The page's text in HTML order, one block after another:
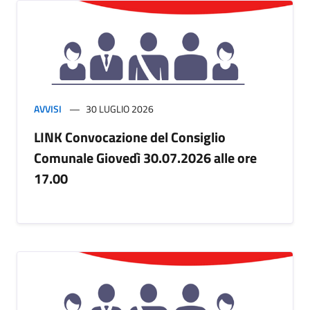
AVVISI 30 LUGLIO 2026
LINK Convocazione del Consiglio
Comunale Giovedì 30.07.2026 alle ore
17.00